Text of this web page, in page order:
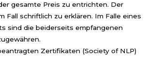
gesamte Preis zu entrichten. Der
Fall schriftlich zu erklären. Im Falle eines
sind die beiderseits empfangenen
Zertifikaten (Society of NLP)